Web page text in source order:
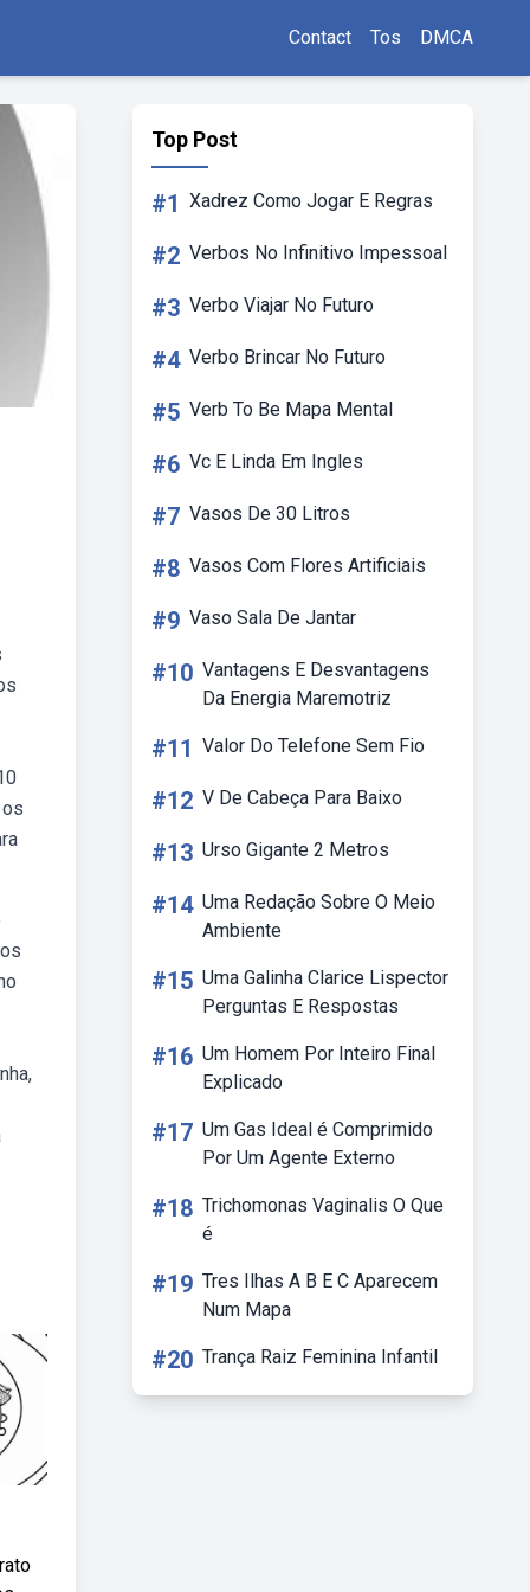
Contact Tos DMCA
Top Post
#1 Xadrez Como Jogar E Regras
#2 Verbos No Infinitivo Impessoal
#3 Verbo Viajar No Futuro
#4 Verbo Brincar No Futuro
#5 Verb To Be Mapa Mental
#6 Vc E Linda Em Ingles
#7 Vasos De 30 Litros
#8 Vasos Com Flores Artificiais
#9 Vaso Sala De Jantar
#10 Vantagens E Desvantagens
Da Energia Maremotriz
#11 Valor Do Telefone Sem Fio
#12 V De Cabeça Para Baixo
#13 Urso Gigante 2 Metros
#14 Uma Redação Sobre O Meio
Ambiente
#15 Uma Galinha Clarice Lispector
Perguntas E Respostas
#16 Um Homem Por Inteiro Final
Explicado
#17 Um Gas Ideal é Comprimido
Por Um Agente Externo
#18 Trichomonas Vaginalis O Que
é
#19 Tres Ilhas A B E C Aparecem
Num Mapa
#20 Trança Raiz Feminina Infantil